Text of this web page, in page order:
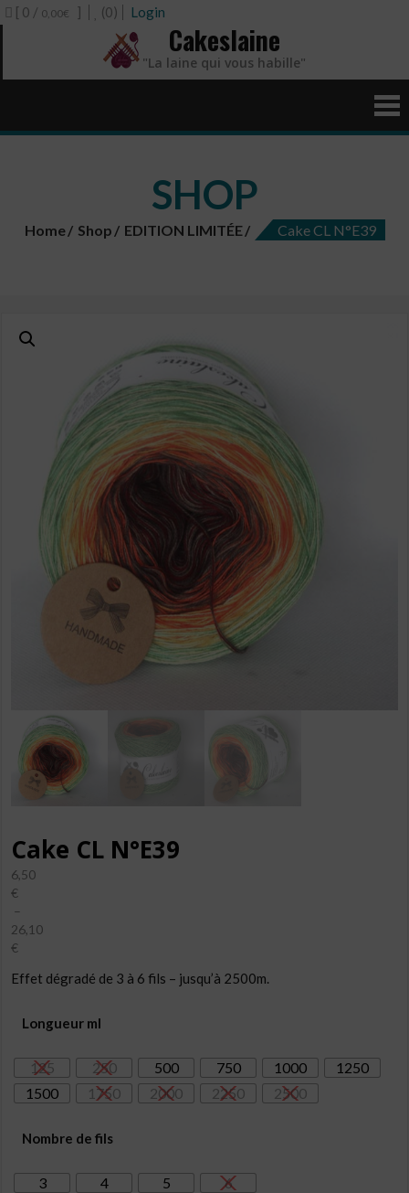
[ 0 / 0,00€ ] (0) Login
Cakeslaine
"La laine qui vous habille"
SHOP
Home Shop EDITION LIMITÉE Cake CL N°E39
Cake CL N°E39
6,50
€
–
26,10
€
de
6,50€
26,10€
Effet dégradé de 3 à 6 fils – jusqu’à 2500m.
Longueur ml
125 250 500 750 1000
1250
1500
1750 2000 2250 2500
Nombre de fils
3 4 5 6